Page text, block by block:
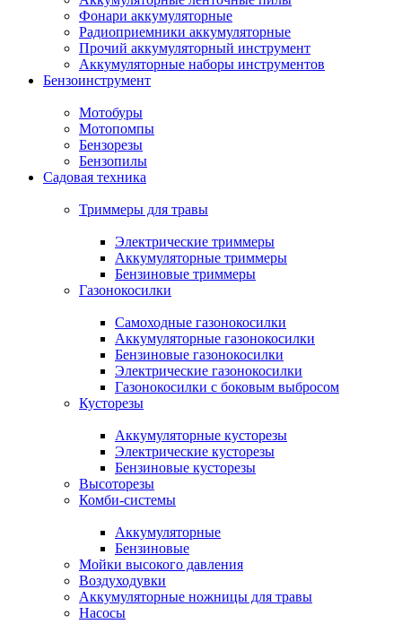
Фонари аккумуляторные
Радиоприемники аккумуляторные
Прочий аккумуляторный инструмент
Аккумуляторные наборы инструментов
Бензоинструмент
Мотобуры
Мотопомпы
Бензорезы
Бензопилы
Садовая техника
Триммеры для травы
Электрические триммеры
Аккумуляторные триммеры
Бензиновые триммеры
Газонокосилки
Самоходные газонокосилки
Аккумуляторные газонокосилки
Бензиновые газонокосилки
Электрические газонокосилки
Газонокосилки с боковым выбросом
Кусторезы
Аккумуляторные кусторезы
Электрические кусторезы
Бензиновые кусторезы
Высоторезы
Комби-системы
Аккумуляторные
Бензиновые
Мойки высокого давления
Воздуходувки
Аккумуляторные ножницы для травы
Насосы